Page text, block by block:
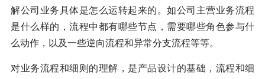
解公司业务具体是怎么运转起来的。如公司主营业务流程
是什么样的，流程中都有哪些节点，需要哪些角色参与什
么动作，以及一些逆向流程和异常分支流程等等。
对业务流程和细则的理解，是产品设计的基础，流程和细